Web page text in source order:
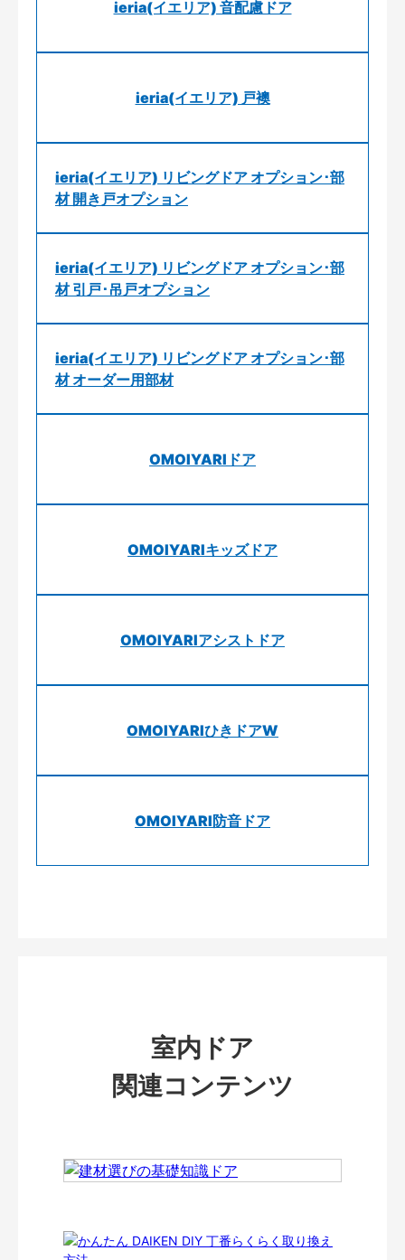
ieria(イエリア) 音配慮ドア
ieria(イエリア) 戸襖
ieria(イエリア) リビングドア オプション･部
材 開き戸オプション
ieria(イエリア) リビングドア オプション･部
材 引戸･吊戸オプション
ieria(イエリア) リビングドア オプション･部
材 オーダー用部材
OMOIYARIドア
OMOIYARIキッズドア
OMOIYARIアシストドア
OMOIYARIひきドアW
OMOIYARI防音ドア
室内ドア
関連コンテンツ